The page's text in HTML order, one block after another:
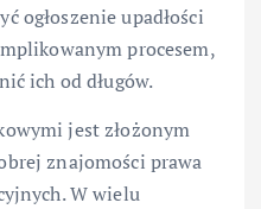
ogłoszenie upadłości
procesem,
ich od długów.
jest złożonym
znajomości prawa
W wielu